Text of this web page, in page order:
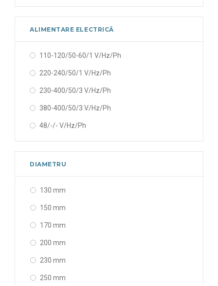
ALIMENTARE ELECTRICĂ
110-120/50-60/1 V/Hz/Ph
220-240/50/1 V/Hz/Ph
230-400/50/3 V/Hz/Ph
380-400/50/3 V/Hz/Ph
48/-/- V/Hz/Ph
DIAMETRU
130 mm
150 mm
170 mm
200 mm
230 mm
250 mm